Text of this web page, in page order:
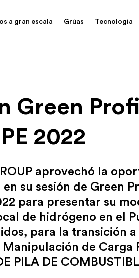
a gran escala Grúas Tecnología
Green
2022
aprovechó la
en su sesión de Green
para presentar su
de hidrógeno en el
para la transición
Manipulación de Carga
PILA DE